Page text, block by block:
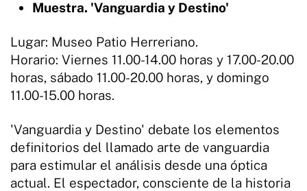
Muestra. 'Vanguardia y Destino'
Lugar: Museo Patio Herreriano.
Horario: Viernes 11.00-14.00 horas y 17.00-20.00
horas, sábado 11.00-20.00 horas, y domingo
11.00-15.00 horas.
'Vanguardia y Destino' debate los elementos
definitorios del llamado arte de vanguardia
para estimular el análisis desde una óptica
actual. El espectador, consciente de la historia